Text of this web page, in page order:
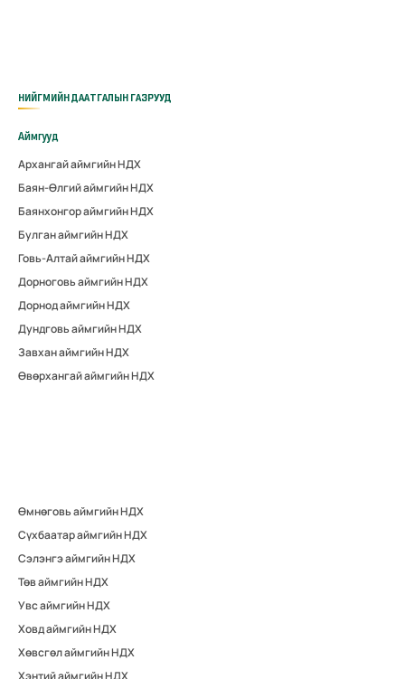
НИЙГМИЙН ДААТГАЛЫН ГАЗРУУД
Аймгууд
Архангай аймгийн НДХ
Баян-Өлгий аймгийн НДХ
Баянхонгор аймгийн НДХ
Булган аймгийн НДХ
Говь-Алтай аймгийн НДХ
Дорноговь аймгийн НДХ
Дорнод аймгийн НДХ
Дундговь аймгийн НДХ
Завхан аймгийн НДХ
Өвөрхангай аймгийн НДХ
Өмнөговь аймгийн НДХ
Сүхбаатар аймгийн НДХ
Сэлэнгэ аймгийн НДХ
Төв аймгийн НДХ
Увс аймгийн НДХ
Ховд аймгийн НДХ
Хөвсгөл аймгийн НДХ
Хэнтий аймгийн НДХ